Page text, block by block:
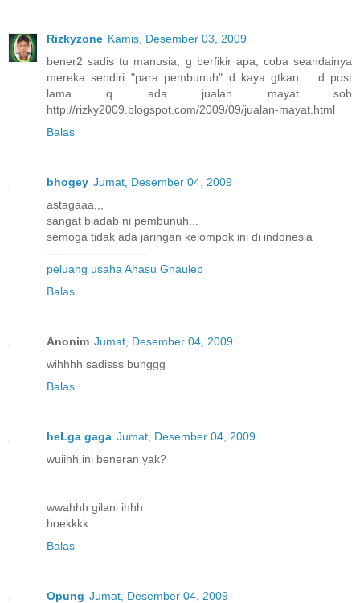
Rizkyzone Kamis, Desember 03, 2009
bener2 sadis tu manusia, g berfikir apa, coba seandainya
mereka sendiri "para pembunuh" d kaya gtkan.... d post
lama q ada jualan mayat sob
http://rizky2009.blogspot.com/2009/09/jualan-mayat.html
Balas
bhogey Jumat, Desember 04, 2009
astagaaa,,,
sangat biadab ni pembunuh...
semoga tidak ada jaringan kelompok ini di indonesia
-------------------------
peluang usaha Ahasu Gnaulep
Balas
Anonim Jumat, Desember 04, 2009
wihhhh sadisss bunggg
Balas
heLga gaga Jumat, Desember 04, 2009
wuiihh ini beneran yak?
wwahhh gilani ihhh
hoekkkk
Balas
Opung Jumat, Desember 04, 2009